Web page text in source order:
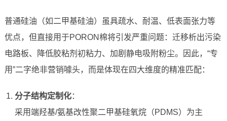
普通硅油（如二甲基硅油）虽具疏水、耐温、低表面张力等
优点，但直接用于PORON棉将引发严重问题：迁移析出污染
电路板、降低胶粘剂初粘力、加剧静电吸附粉尘。因此，“专
用”二字绝非营销噱头，而是体现在四大维度的精准匹配：
分子结构定制化：
采用端羟基/氨基改性聚二甲基硅氧烷（PDMS）为主